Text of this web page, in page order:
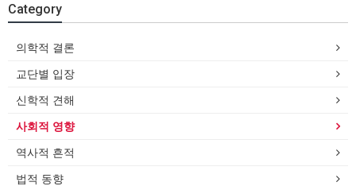
Category
의학적 결론
교단별 입장
신학적 견해
사회적 영향
역사적 흔적
법적 동향